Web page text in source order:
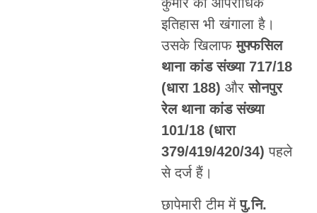
इतिहास भी खंगाला है।
उसके खिलाफमुफ्फसिल
थाना कांड संख्या 717/18
(धारा 188) औरसोनपुर
रेल थाना कांड संख्या
101/18 (धारा
379/419/420/34) पहले
से दर्ज हैं।
छापेमारी टीम मेंपु.नि.